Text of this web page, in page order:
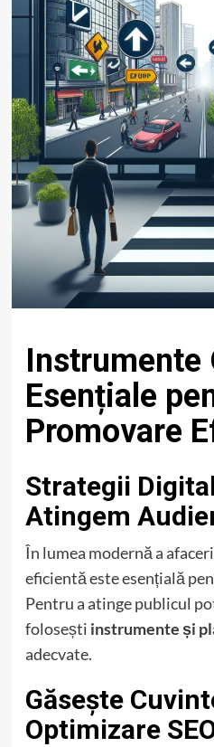
Instrumente
Esențiale
Promovare
Strategii
Atingem
În lumea modernă a
eficientă este esențială
Pentru a atinge publicul
folosești instrumente și
adecvate.
Găsește
Optimizare